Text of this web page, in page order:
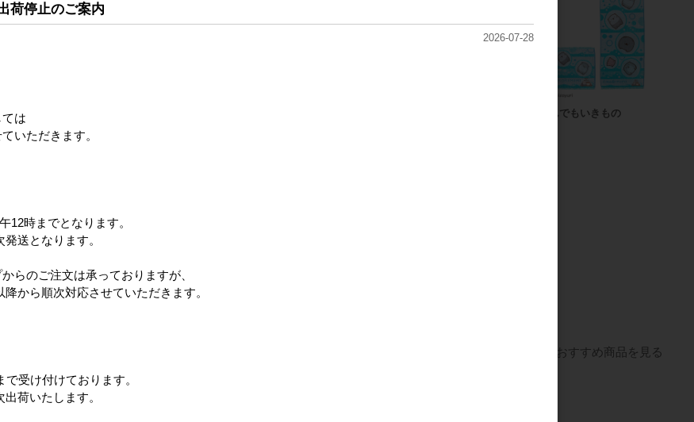
miffy ミッフィー たのし
い食卓 エコバッグ
なんでもいきもの
すべてのおすすめ商品を見る
荷停止のご案内
2026-07-28
は
いただきます。
12時までとなります。
送となります。
らのご注文は承っておりますが、
から順次対応させていただきます。
受け付けております。
荷いたします。